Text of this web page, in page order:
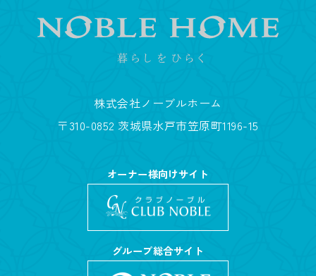
株式会社ノーブルホーム
〒310-0852 茨城県水戸市笠原町1196-15
オーナー様向けサイト
グループ総合サイト